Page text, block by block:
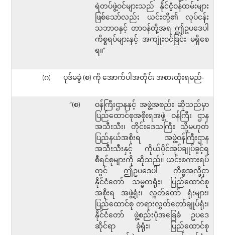
ရဲတပ်ဖွဲ့ဝင်များသည် နိုင်ငံ့ဝန်ထမ်းများ
ဖြစ်သော်လည်း ယင်းတို့၏ လုပ်ငန်း
သဘာဝနှင့် တာဝန်တို့အရ ဤဥပဒေပါ
ကိစ္စရပ်များနှင့် အကျုံးဝင်ခြင်း မရှိစေ
ရ။”
(ဂ) ပုဒ်မခွဲ (စ) ကို အောက်ပါအတိုင်း အစားထိုးရမည်-
“(စ)
ဝန်ကြီးဌာနနှင့် အဖွဲ့အစည်း ဆိုသည်မှာ
ပြည်ထောင်စုအစိုးရအဖွဲ့ ဝန်ကြီး ဌာန
အသီးသီး၊ တိုင်းဒေသကြီး သို့မဟုတ်
ပြည်နယ်အစိုးရ အဖွဲ့ဝန်ကြီးဌာန
အသီးသီးနှင့် ကိုယ်ပိုင်အုပ်ချုပ်ခွင့်ရ
စီရင်စုများကို ဆိုသည်။ ယင်းစကားရပ်
တွင် ဤဥပဒေပါ ကိစ္စအလို့ငှာ
နိုင်ငံတော် သမ္မတရုံး၊ ပြည်ထောင်စု
အစိုးရ အဖွဲ့ရုံး၊ လွှတ်တော် ရုံးများ၊
ပြည်ထောင်စု တရားလွှတ်တော်ချုပ်ရုံး၊
နိုင်ငံတော် ဖွဲ့စည်းပုံအခြေခံ ဥပဒေ
ဆိုင်ရာ ခုံရုံး၊ ပြည်ထောင်စု